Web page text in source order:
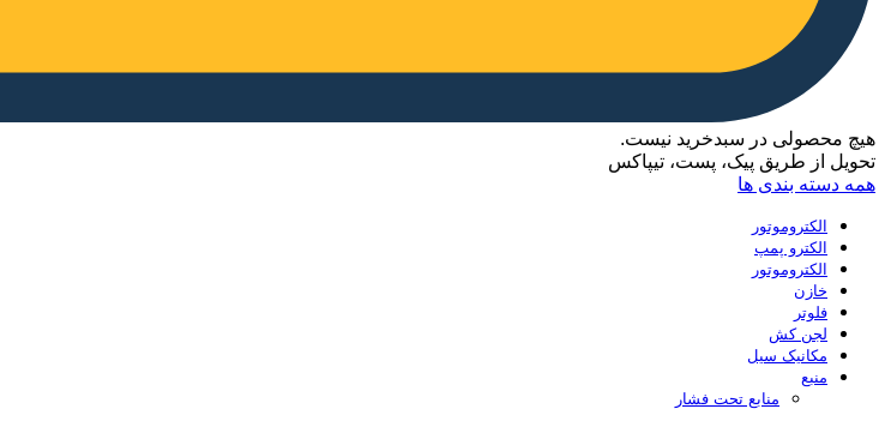
هیچ محصولی در سبدخرید نیست.
تحویل از طریق پیک، پست، تیپاکس
همه دسته بندی ها
الکتروموتور
الکترو پمپ
الکتروموتور
خازن
فلوتر
لجن کش
مکانیک سیل
منبع
منابع تحت فشار